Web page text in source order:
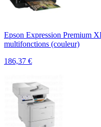
Epson Expression Premium
multifonctions (couleur)
186,37 €